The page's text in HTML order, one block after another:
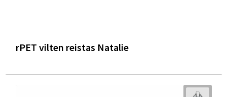
rPET vilten reistas Natalie